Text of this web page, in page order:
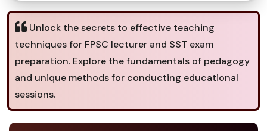
Unlock the secrets to effective teaching
techniques for FPSC lecturer and SST exam
preparation. Explore the fundamentals of pedagogy
and unique methods for conducting educational
sessions.